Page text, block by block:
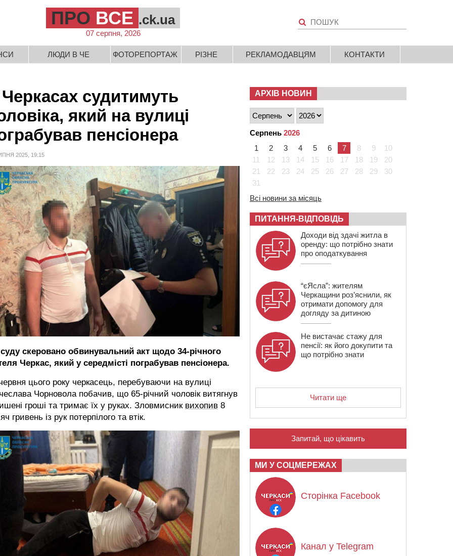
ПРО ВСЕ .ck.ua
07 серпня, 2026
ЛЮДИ В ЧЕ ФОТОРЕПОРТАЖ РІЗНЕ РЕКЛАМОДАВЦЯМ КОНТАКТИ
судитимуть
який на вулиці
пенсіонера
2025, 19:15
скеровано обвинувальний акт щодо 34-річного
Черкас, який у середмісті пограбував пенсіонера.
цього року черкасець, перебуваючи на вулиці
Чорновола побачив, що 65-річний чоловік витягнув
гроші та тримає їх у руках. Зловмисник вихопив 8
гривень із рук потерпілого та втік.
АРХІВ НОВИН
Серпень 2026
1
2 3 4 5 6 7 8 9
10
11
12 13 14 15 16 17 18 19
20
21
22 23 24 25 26 27 28 29
30
31
Всі новини за місяць
ПИТАННЯ-ВІДПОВІДЬ
Доходи від здачі житла в
оренду: що потрібно знати
про оподаткування
“єЯсла”: жителям
Черкащини роз’яснили, як
отримати допомогу для
догляду за дитиною
Не вистачає стажу для
пенсії: як його докупити та
що потрібно знати
Читати ще
Запитай, що цікавить
МИ У СОЦМЕРЕЖАХ
Сторінка Facebook
Канал у Telegram